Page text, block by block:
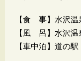
【食 事】水沢温
【風 呂】水沢温
【車中泊】道の